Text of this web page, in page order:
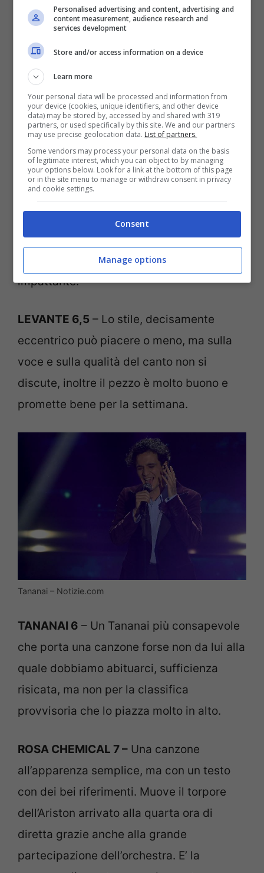
è un peccato. La canzone non è un
granché, ma lei è molto brava ed ha una
voce molto potente, il mezzo punto in
meno è per qualche errore dato
dall’emozione.
Sanremo 2023, Madame
delude
– Le premesse non erano delle
migliori e la canzone ha confermato tutti i
cattivi presagi, manca mordente e anche
la sua presenza sul palco è meno
impattante.
LEVANTE 6,5 – Lo stile, decisamente
eccentrico può piacere o meno, ma sulla
voce e sulla qualità del canto non si
discute, inoltre il pezzo è molto buono e
promette bene per la settimana.
Tananai – Notizie.com
TANANAI 6 – Un Tananai più consapevole
che porta una canzone forse non da lui alla
quale dobbiamo abituarci, sufficienza
risicata, ma non per la classifica
provvisoria che lo piazza molto in alto.
ROSA CHEMICAL 7 – Una canzone
all’apparenza semplice, ma con un testo
con dei bei riferimenti. Muove il torpore
dell’Ariston arrivato alla quarta ora di
diretta grazie anche alla grande
partecipazione dell’orchestra. E’ la
Personalised advertising and content, advertising and
content measurement, audience research and
services development
Store and/or access information on a device
Learn more
Your personal data will be processed and information from
your device (cookies, unique identifiers, and other device
data) may be stored by, accessed by and shared with 319
partners, or used specifically by this site. We and our partners
may use precise geolocation data. List of partners.
Some vendors may process your personal data on the basis
of legitimate interest, which you can object to by managing
your options below. Look for a link at the bottom of this page
or in the site menu to manage or withdraw consent in privacy
and cookie settings.
Consent
Manage options